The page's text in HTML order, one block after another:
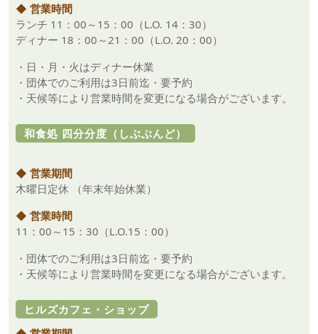
◆ 営業時間
ランチ 11：00～15：00（L.O. 14：30）
ディナー 18：00～21：00（L.O. 20：00）
・日・月・火はディナー休業
・団体でのご利用は3日前迄・要予約
・天候等により営業時間を変更になる場合がございます。
和食処 四分分度（しぶぶんど）
◆ 営業期間
木曜日定休 （年末年始休業）
◆ 営業時間
11：00～15：30（L.O.15：00）
・団体でのご利用は3日前迄・要予約
・天候等により営業時間を変更になる場合がございます。
ヒルズカフェ・ショップ